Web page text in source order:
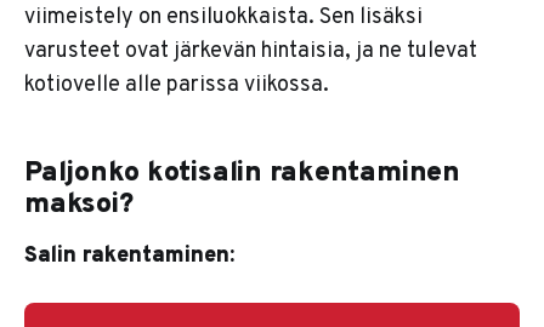
viimeistely on ensiluokkaista. Sen lisäksi
varusteet ovat järkevän hintaisia, ja ne tulevat
kotiovelle alle parissa viikossa.
Paljonko kotisalin rakentaminen
maksoi?
Salin rakentaminen: